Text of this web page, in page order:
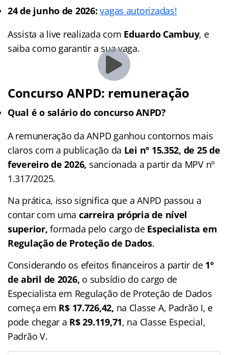
24 de junho de 2026:vagas autorizadas!
Assista a live realizada com Eduardo Cambuy, e
saiba como garantir a sua vaga.
Concurso ANPD: remuneração
Qual é o salário do concurso ANPD?
A remuneração da ANPD ganhou contornos mais
claros com a publicação da Lei nº 15.352, de 25 de
fevereiro de 2026, sancionada a partir da MPV nº
1.317/2025.
Na prática, isso significa que a ANPD passou a
contar com uma carreira própria de nível
superior,formada pelo cargo de Especialista em
Regulação de Proteção de Dados.
Considerando os efeitos financeiros a partir de1º
de abril de 2026, o subsídio do cargo de
Especialista em Regulação de Proteção de Dados
começa em R$ 17.726,42, na Classe A, Padrão I, e
pode chegar a R$ 29.119,71, na Classe Especial,
Padrão V.